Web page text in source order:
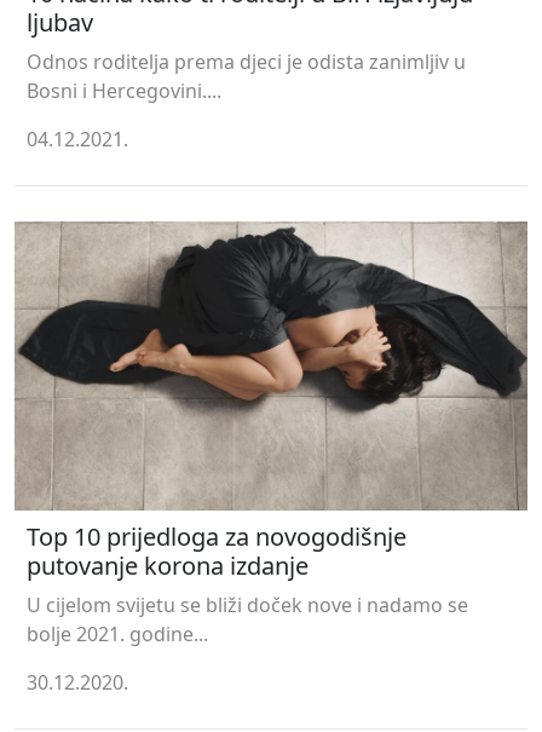
ljubav
Odnos roditelja prema djeci je odista zanimljiv u
Bosni i Hercegovini....
04.12.2021.
Top 10 prijedloga za novogodišnje
putovanje korona izdanje
U cijelom svijetu se bliži doček nove i nadamo se
bolje 2021. godine...
30.12.2020.